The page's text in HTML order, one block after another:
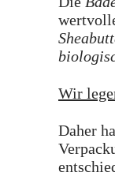
Wir
Daher